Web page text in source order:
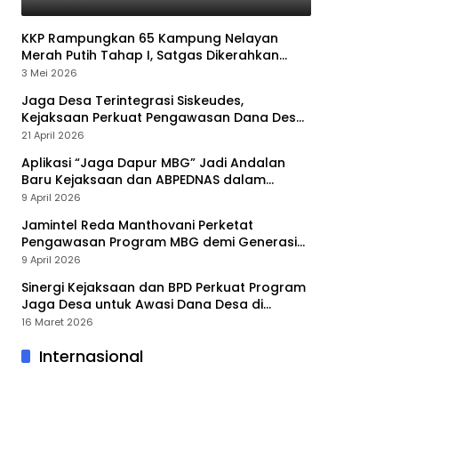
KKP Rampungkan 65 Kampung Nelayan
Merah Putih Tahap I, Satgas Dikerahkan
Percepat Operasional
3 Mei 2026
Jaga Desa Terintegrasi Siskeudes,
Kejaksaan Perkuat Pengawasan Dana Desa
Secara Real Time
21 April 2026
Aplikasi “Jaga Dapur MBG” Jadi Andalan
Baru Kejaksaan dan ABPEDNAS dalam
Pengawasan Program Gizi Nasional
9 April 2026
Jamintel Reda Manthovani Perketat
Pengawasan Program MBG demi Generasi
Emas Indonesia
9 April 2026
Sinergi Kejaksaan dan BPD Perkuat Program
Jaga Desa untuk Awasi Dana Desa di
Lampung Selatan
16 Maret 2026
Internasional